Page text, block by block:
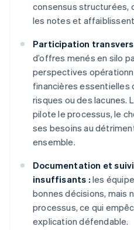
consensus structurées,
les notes et
Participation
d’offres menés en silo
perspectives
financières essentielles
risques ou des lacunes.
pilote le processus, le
ses besoins au
ensemble.
Documentation et
insuffisants : les
bonnes décisions, mais
processus, ce qui
explication défendable.